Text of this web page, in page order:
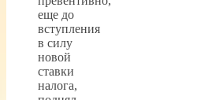
еще до
вступления
в силу
новой
ставки
налога,